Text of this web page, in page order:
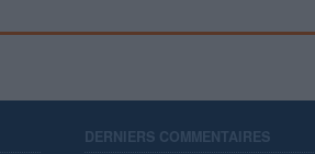
DERNIERS COMMENTAIRES